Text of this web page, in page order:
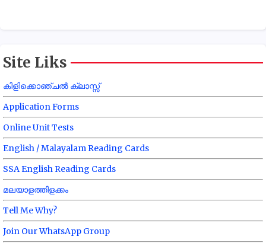
Site Liks
കിളിക്കൊഞ്ചൽ ക്ലാസ്സ്
Application Forms
Online Unit Tests
English / Malayalam Reading Cards
SSA English Reading Cards
മലയാളത്തിളക്കം
Tell Me Why?
Join Our WhatsApp Group